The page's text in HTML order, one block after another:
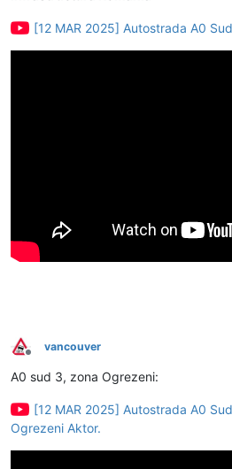
[12 MAR 2025] Autostrada A0
Deconectat
vancouver
A0 sud 3, zona Ogrezeni:
[12 MAR 2025] Autostrada A0
Ogrezeni Aktor.